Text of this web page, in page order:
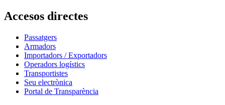
Accesos directes
Passatgers
Armadors
Importadors / Exportadors
Operadors logístics
Transportistes
Seu electrònica
Portal de Transparència